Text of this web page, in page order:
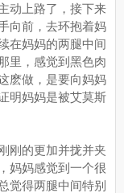
上路了，接下来
向前，去环抱着妈
在妈妈的两腿中间
里，感觉到黑色肉
麽做，是要向妈妈
明妈妈是被艾莫斯
的更加并拢并夹
妈妈感觉到一个很
觉得两腿中间特别